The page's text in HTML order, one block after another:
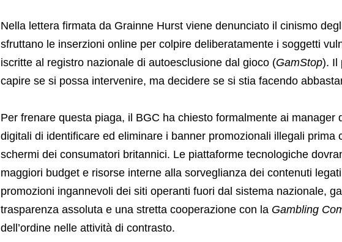
Nella lettera firmata da Grainne Hurst viene denunciato il cinismo
sfruttano le inserzioni online per colpire deliberatamente i soggetti
iscritte al registro nazionale di autoesclusione dal gioco (GamStop). Il
capire se si possa intervenire, ma decidere se si stia facendo
Per frenare questa piaga, il BGC ha chiesto formalmente ai manager
digitali di identificare ed eliminare i banner promozionali illegali prima
schermi dei consumatori britannici. Le piattaforme tecnologiche
maggiori budget e risorse interne alla sorveglianza dei contenuti
promozioni ingannevoli dei siti operanti fuori dal sistema nazionale,
trasparenza assoluta e una stretta cooperazione con la Gambling
dell’ordine nelle attività di contrasto.